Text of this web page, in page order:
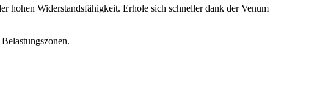
hohen Widerstandsfähigkeit. Erhole sich schneller dank der Venum